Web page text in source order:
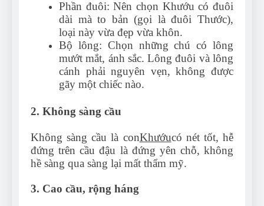
Phần đuôi: Nên chọn Khướu có đuôi
dài mà to bản (gọi là đuôi Thước),
loại này vừa đẹp vừa khôn.
Bộ lông: Chọn những chú có lông
mướt mắt, ánh sắc. Lông đuôi và lông
cánh phải nguyên vẹn, không được
gãy một chiếc nào.
2. Không sàng cầu
Không sàng cầu là conKhướucó nét tốt, hễ
đứng trên cầu đậu là đứng yên chỗ, không
hề sàng qua sàng lại mất thẩm mỹ.
3. Cao cầu, rộng háng